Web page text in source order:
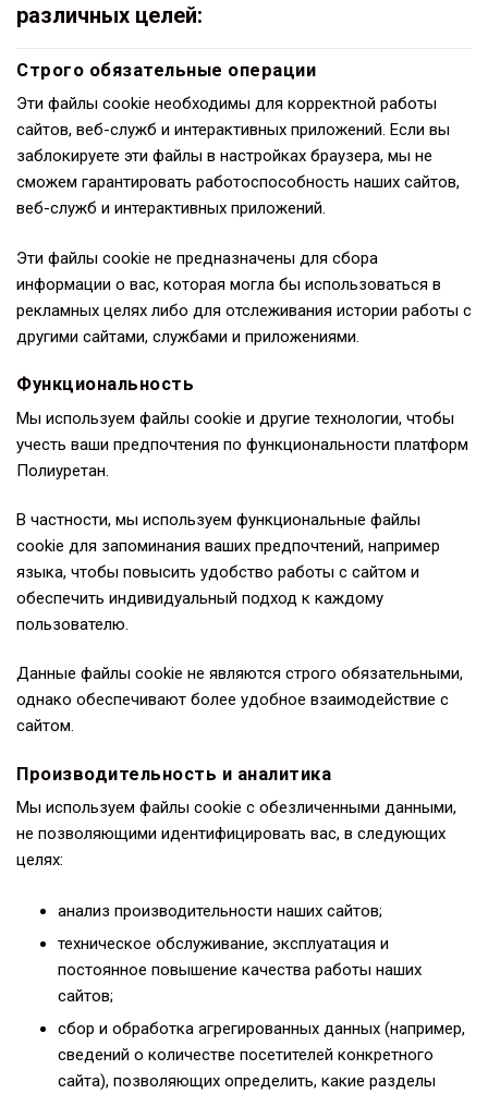
различных целей:
Строго обязательные операции
Эти файлы cookie необходимы для корректной работы
сайтов, веб-служб и интерактивных приложений. Если вы
заблокируете эти файлы в настройках браузера, мы не
сможем гарантировать работоспособность наших сайтов,
веб-служб и интерактивных приложений.
Эти файлы cookie не предназначены для сбора
информации о вас, которая могла бы использоваться в
рекламных целях либо для отслеживания истории работы с
другими сайтами, службами и приложениями.
Функциональность
Мы используем файлы cookie и другие технологии, чтобы
учесть ваши предпочтения по функциональности платформ
Полиуретан.
В частности, мы используем функциональные файлы
cookie для запоминания ваших предпочтений, например
языка, чтобы повысить удобство работы с сайтом и
обеспечить индивидуальный подход к каждому
пользователю.
Данные файлы cookie не являются строго обязательными,
однако обеспечивают более удобное взаимодействие с
сайтом.
Производительность и аналитика
Мы используем файлы cookie с обезличенными данными,
не позволяющими идентифицировать вас, в следующих
целях:
анализ производительности наших сайтов;
техническое обслуживание, эксплуатация и
постоянное повышение качества работы наших
сайтов;
сбор и обработка агрегированных данных (например,
сведений о количестве посетителей конкретного
сайта), позволяющих определить, какие разделы